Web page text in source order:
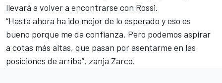
llevará a volver a encontrarse con Rossi.
“Hasta ahora ha ido mejor de lo esperado y eso es
bueno porque me da confianza. Pero podemos aspirar
a cotas más altas, que pasan por asentarme en las
posiciones de arriba”, zanja Zarco.